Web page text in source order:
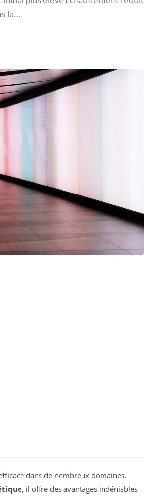
la….
dans de nombreux domaines.
, il offre des avantages indéniables